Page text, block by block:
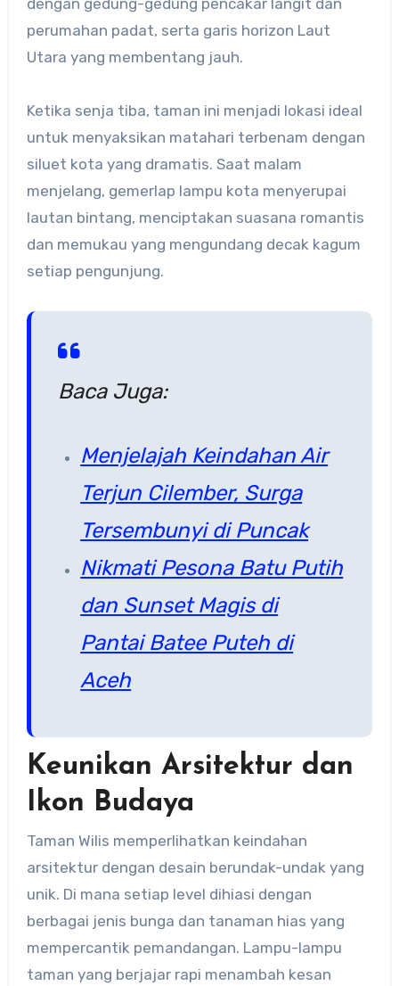
perumahan padat, serta garis horizon Laut
Utara yang membentang jauh.
Ketika senja tiba, taman ini menjadi lokasi ideal
untuk menyaksikan matahari terbenam dengan
siluet kota yang dramatis. Saat malam
menjelang, gemerlap lampu kota menyerupai
lautan bintang, menciptakan suasana romantis
dan memukau yang mengundang decak kagum
setiap pengunjung.
Baca Juga:
Menjelajah Keindahan Air
Terjun Cilember, Surga
Tersembunyi di Puncak
Nikmati Pesona Batu Putih
dan Sunset Magis di
Pantai Batee Puteh di
Aceh
Keunikan Arsitektur dan
Ikon Budaya
Taman Wilis memperlihatkan keindahan
arsitektur dengan desain berundak-undak yang
unik. Di mana setiap level dihiasi dengan
berbagai jenis bunga dan tanaman hias yang
mempercantik pemandangan. Lampu-lampu
taman yang berjajar rapi menambah kesan